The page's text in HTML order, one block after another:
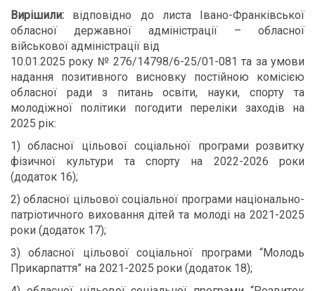
Вирішили: відповідно до листа Івано-Франківської
обласної державної адміністрації – обласної
військової адміністрації від
10.01.2025 року № 276/14798/6-25/01-081 та за умови
надання позитивного висновку постійною комісією
обласної ради з питань освіти, науки, спорту та
молодіжної політики погодити переліки заходів на
2025 рік:
1) обласної цільової соціальної програми розвитку
фізичної культури та спорту на 2022-2026 роки
(додаток 16);
2) обласної цільової соціальної програми національно-
патріотичного виховання дітей та молоді на 2021-2025
роки (додаток 17);
3) обласної цільової соціальної програми “Молодь
Прикарпаття” на 2021-2025 роки (додаток 18);